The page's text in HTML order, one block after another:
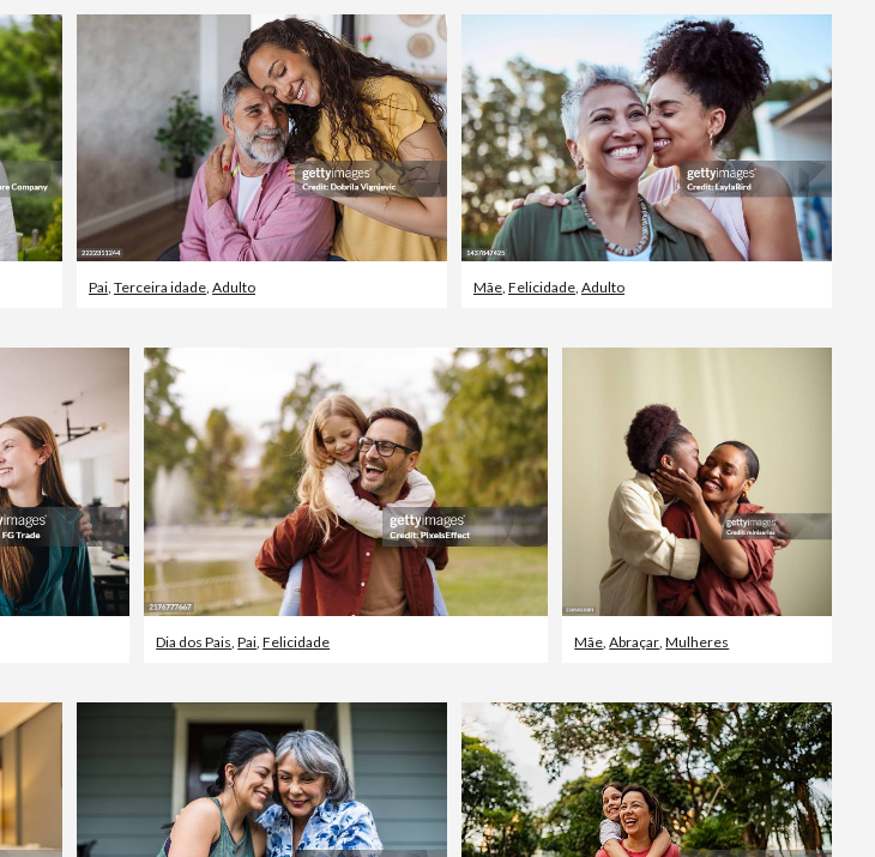
Pai Terceira idade Adulto Mãe Felicidade Adulto
Dia dos Pais,Pai,Felicidade Mãe,Abraçar,Mulheres